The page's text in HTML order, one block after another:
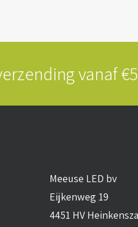
vanaf
Meeuse LED bv
Eijkenweg 19
4451 HV